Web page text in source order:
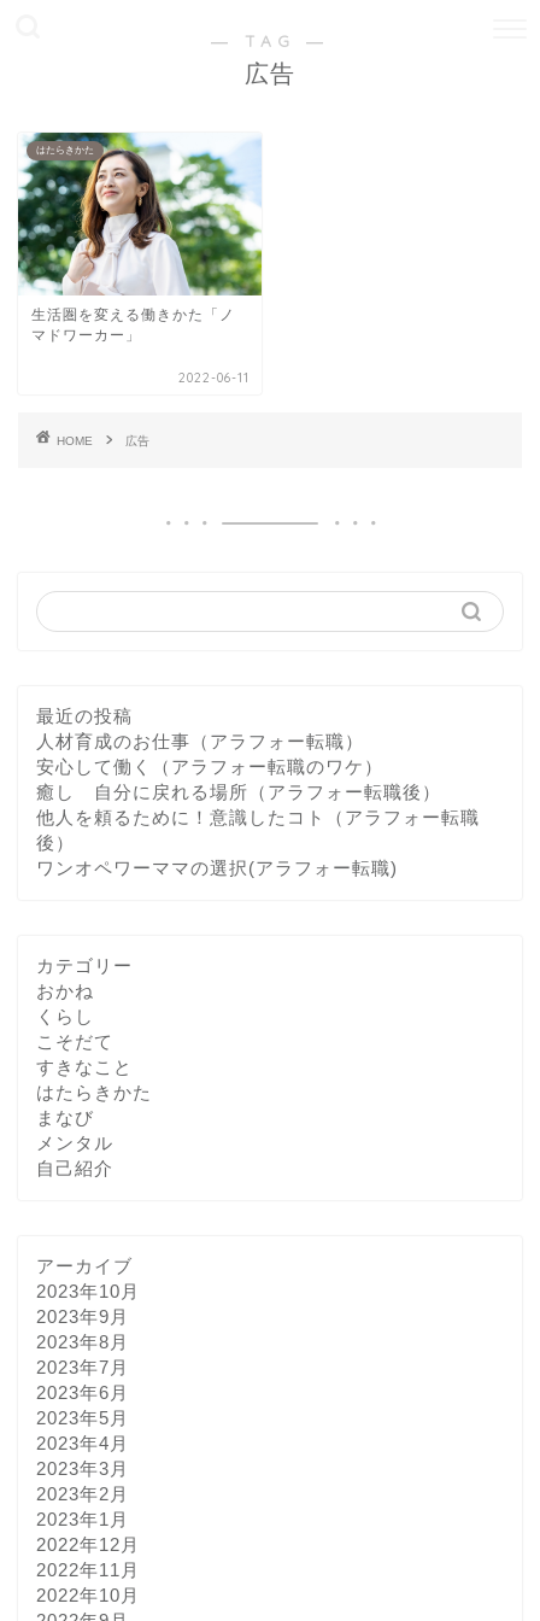
― TAG ―
広告
はたらきかた
生活圏を変える働きかた「ノ
マドワーカー」
2022-06-11
HOME 広告
最近の投稿
人材育成のお仕事（アラフォー転職）
安心して働く（アラフォー転職のワケ）
癒し 自分に戻れる場所（アラフォー転職後）
他人を頼るために！意識したコト（アラフォー転職
後）
ワンオペワーママの選択(アラフォー転職)
カテゴリー
おかね
くらし
こそだて
すきなこと
はたらきかた
まなび
メンタル
自己紹介
アーカイブ
2023年10月
2023年9月
2023年8月
2023年7月
2023年6月
2023年5月
2023年4月
2023年3月
2023年2月
2023年1月
2022年12月
2022年11月
2022年10月